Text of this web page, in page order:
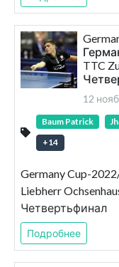
TTC
12
Baum Patrick
+14
Germany Cup-
Liebherr
Четвертьфинал
Подробнее